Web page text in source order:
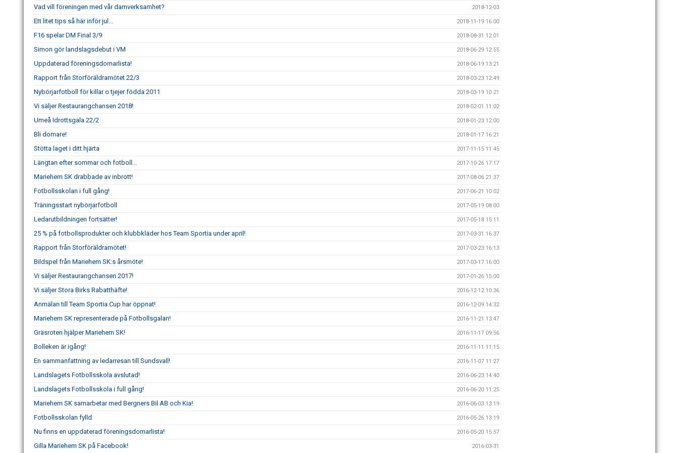
Vad vill föreningen med vår damverksamhet? 2018-12-03
Ett litet tips så här inför jul... 2018-11-19 16:00
F16 spelar DM Final 3/9 2018-08-31 12:01
Simon gör landslagsdebut i VM 2018-06-29 12:55
Uppdaterad föreningsdomarlista! 2018-06-19 13:21
Rapport från Storföräldramötet 22/3 2018-03-23 12:49
Nybörjarfotboll för killar o tjejer födda 2011 2018-03-19 10:21
Vi säljer Restaurangchansen 2018! 2018-02-01 11:02
Umeå Idrottsgala 22/2 2018-01-23 12:00
Bli domare! 2018-01-17 16:21
Stötta laget i ditt hjärta 2017-11-15 11:45
Längtan efter sommar och fotboll... 2017-10-26 17:17
Mariehem SK drabbade av inbrott! 2017-08-06 21:37
Fotbollsskolan i full gång! 2017-06-21 10:02
Träningsstart nybörjarfotboll 2017-05-19 08:00
Ledarutbildningen fortsätter! 2017-05-18 15:11
25 % på fotbollsprodukter och klubbkläder hos Team Sportia under april! 2017-03-31 16:37
Rapport från Storföräldramötet! 2017-03-23 16:13
Bildspel från Mariehem SK:s årsmöte! 2017-03-17 16:00
Vi säljer Restaurangchansen 2017! 2017-01-26 15:00
Vi säljer Stora Birks Rabatthäfte! 2016-12-12 10:36
Anmälan till Team Sportia Cup har öppnat! 2016-12-09 14:32
Mariehem SK representerade på Fotbollsgalan! 2016-11-21 13:47
Gräsroten hjälper Mariehem SK! 2016-11-17 09:56
Bolleken är igång! 2016-11-11 11:15
En sammanfattning av ledarresan till Sundsvall! 2016-11-07 11:27
Landslagets Fotbollsskola avslutad! 2016-06-23 14:40
Landslagets Fotbollsskola i full gång! 2016-06-20 11:25
Mariehem SK samarbetar med Bergners Bil AB och Kia! 2016-06-03 13:19
Fotbollsskolan fylld 2016-05-26 13:19
Nu finns en uppdaterad föreningsdomarlista! 2016-05-20 15:57
Gilla Mariehem SK på Facebook! 2016-03-31